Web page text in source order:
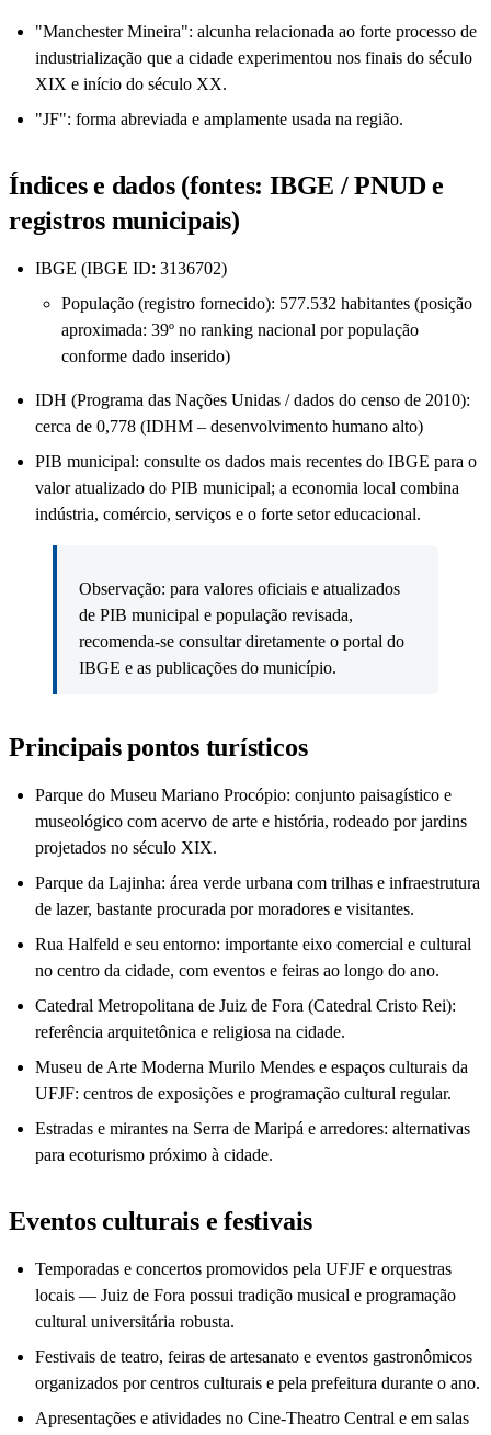
"Manchester Mineira": alcunha relacionada ao forte processo de
industrialização que a cidade experimentou nos finais do século
XIX e início do século XX.
"JF": forma abreviada e amplamente usada na região.
Índices e dados (fontes: IBGE / PNUD e
registros municipais)
IBGE (IBGE ID: 3136702)
População (registro fornecido): 577.532 habitantes (posição
aproximada: 39º no ranking nacional por população
conforme dado inserido)
IDH (Programa das Nações Unidas / dados do censo de 2010):
cerca de 0,778 (IDHM – desenvolvimento humano alto)
PIB municipal: consulte os dados mais recentes do IBGE para o
valor atualizado do PIB municipal; a economia local combina
indústria, comércio, serviços e o forte setor educacional.
Observação: para valores oficiais e atualizados
de PIB municipal e população revisada,
recomenda-se consultar diretamente o portal do
IBGE e as publicações do município.
Principais pontos turísticos
Parque do Museu Mariano Procópio: conjunto paisagístico e
museológico com acervo de arte e história, rodeado por jardins
projetados no século XIX.
Parque da Lajinha: área verde urbana com trilhas e infraestrutura
de lazer, bastante procurada por moradores e visitantes.
Rua Halfeld e seu entorno: importante eixo comercial e cultural
no centro da cidade, com eventos e feiras ao longo do ano.
Catedral Metropolitana de Juiz de Fora (Catedral Cristo Rei):
referência arquitetônica e religiosa na cidade.
Museu de Arte Moderna Murilo Mendes e espaços culturais da
UFJF: centros de exposições e programação cultural regular.
Estradas e mirantes na Serra de Maripá e arredores: alternativas
para ecoturismo próximo à cidade.
Eventos culturais e festivais
Temporadas e concertos promovidos pela UFJF e orquestras
locais — Juiz de Fora possui tradição musical e programação
cultural universitária robusta.
Festivais de teatro, feiras de artesanato e eventos gastronômicos
organizados por centros culturais e pela prefeitura durante o ano.
Apresentações e atividades no Cine-Theatro Central e em salas